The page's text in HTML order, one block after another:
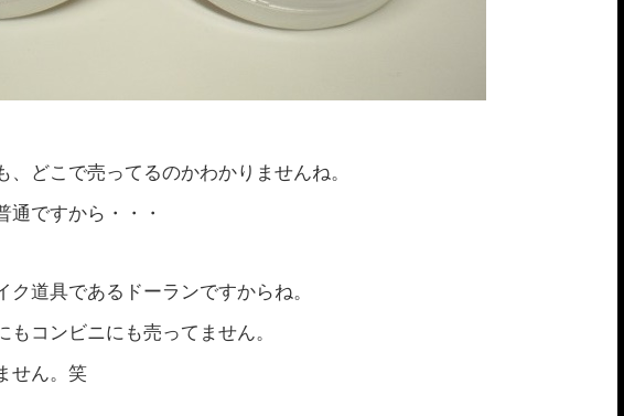
、どこで売ってるのかわかりませんね。
通ですから・・・
ク道具であるドーランですからね。
もコンビニにも売ってません。
せん。笑